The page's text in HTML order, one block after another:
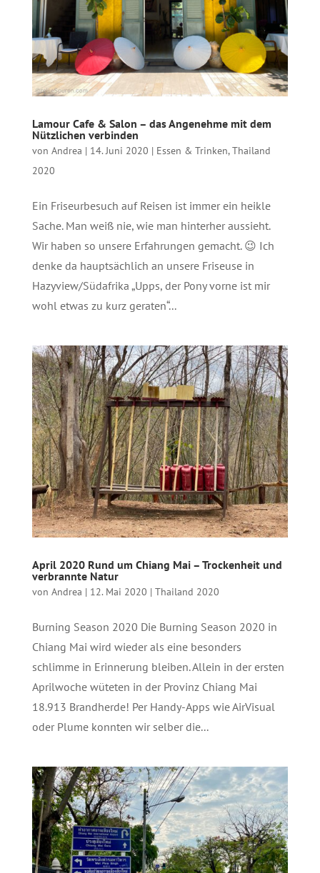
Lamour Cafe & Salon – das Angenehme mit dem
Nützlichen verbinden
von Andrea | 14. Juni 2020 | Essen & Trinken,Thailand
2020
Ein Friseurbesuch auf Reisen ist immer ein heikle
Sache. Man weiß nie, wie man hinterher aussieht.
Wir haben so unsere Erfahrungen gemacht. 😉 Ich
denke da hauptsächlich an unsere Friseuse in
Hazyview/Südafrika „Upps, der Pony vorne ist mir
wohl etwas zu kurz geraten“...
April 2020 Rund um Chiang Mai – Trockenheit und
verbrannte Natur
von Andrea | 12. Mai 2020 | Thailand 2020
Burning Season 2020 Die Burning Season 2020 in
Chiang Mai wird wieder als eine besonders
schlimme in Erinnerung bleiben. Allein in der ersten
Aprilwoche wüteten in der Provinz Chiang Mai
18.913 Brandherde! Per Handy-Apps wie AirVisual
oder Plume konnten wir selber die...